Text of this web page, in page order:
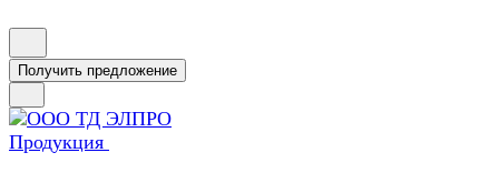
Получить предложение
Продукция